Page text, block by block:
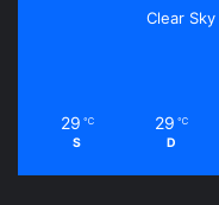
Clear Sky
29 ℃
S
29 ℃
D